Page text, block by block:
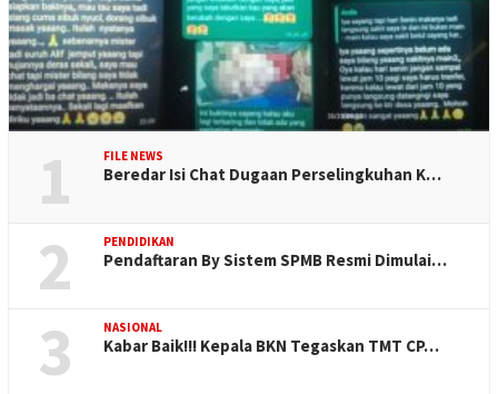
1 FILE NEWS
Beredar Isi Chat Dugaan Perselingkuhan K…
2 PENDIDIKAN
Pendaftaran By Sistem SPMB Resmi Dimulai…
3 NASIONAL
Kabar Baik!!! Kepala BKN Tegaskan TMT CP…